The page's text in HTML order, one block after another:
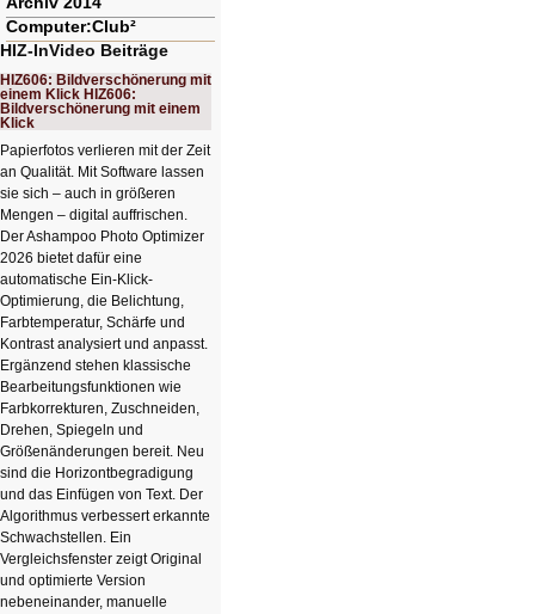
Computer:Club²
HIZ-InVideo Beiträge
HIZ606: Bildverschönerung mit
einem Klick HIZ606:
Bildverschönerung mit einem
Klick
Papierfotos verlieren mit der Zeit
an Qualität. Mit Software lassen
sie sich – auch in größeren
Mengen – digital auffrischen.
Der Ashampoo Photo Optimizer
2026 bietet dafür eine
automatische Ein-Klick-
Optimierung, die Belichtung,
Farbtemperatur, Schärfe und
Kontrast analysiert und anpasst.
Ergänzend stehen klassische
Bearbeitungsfunktionen wie
Farbkorrekturen, Zuschneiden,
Drehen, Spiegeln und
Größenänderungen bereit. Neu
sind die Horizontbegradigung
und das Einfügen von Text. Der
Algorithmus verbessert erkannte
Schwachstellen. Ein
Vergleichsfenster zeigt Original
und optimierte Version
nebeneinander, manuelle